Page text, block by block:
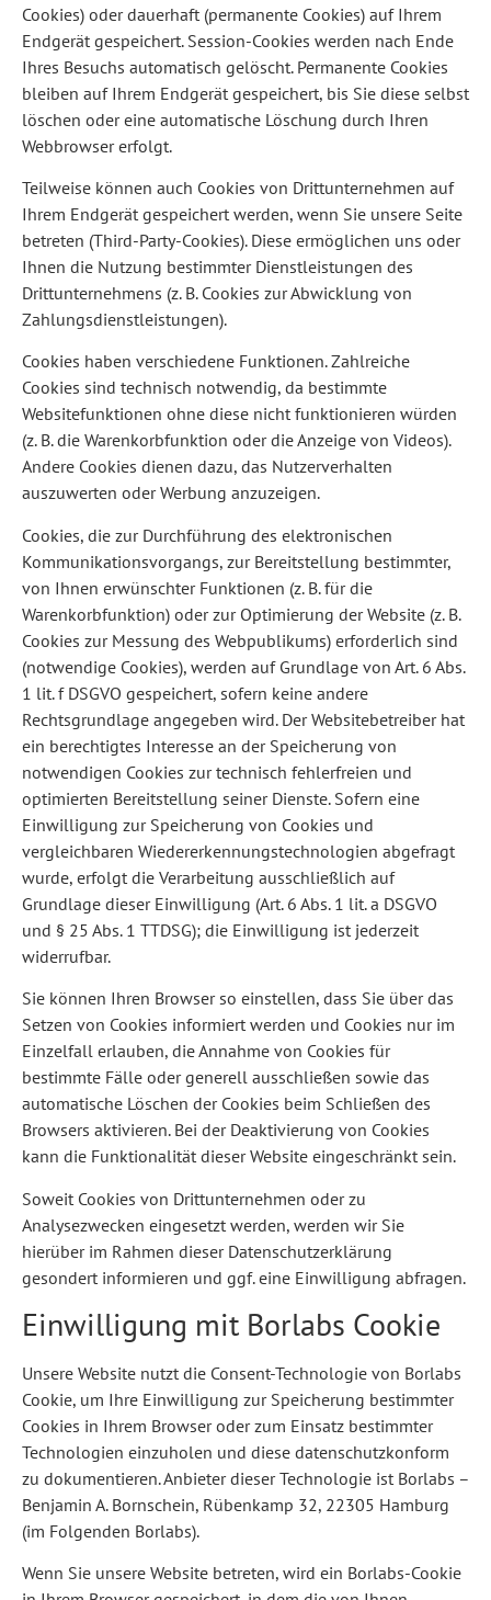
Cookies) oder dauerhaft (permanente Cookies) auf Ihrem
Endgerät gespeichert. Session-Cookies werden nach Ende
Ihres Besuchs automatisch gelöscht. Permanente Cookies
bleiben auf Ihrem Endgerät gespeichert, bis Sie diese selbst
löschen oder eine automatische Löschung durch Ihren
Webbrowser erfolgt.
Teilweise können auch Cookies von Drittunternehmen auf
Ihrem Endgerät gespeichert werden, wenn Sie unsere Seite
betreten (Third-Party-Cookies). Diese ermöglichen uns oder
Ihnen die Nutzung bestimmter Dienstleistungen des
Drittunternehmens (z. B. Cookies zur Abwicklung von
Zahlungsdienstleistungen).
Cookies haben verschiedene Funktionen. Zahlreiche
Cookies sind technisch notwendig, da bestimmte
Websitefunktionen ohne diese nicht funktionieren würden
(z. B. die Warenkorbfunktion oder die Anzeige von Videos).
Andere Cookies dienen dazu, das Nutzerverhalten
auszuwerten oder Werbung anzuzeigen.
Cookies, die zur Durchführung des elektronischen
Kommunikationsvorgangs, zur Bereitstellung bestimmter,
von Ihnen erwünschter Funktionen (z. B. für die
Warenkorbfunktion) oder zur Optimierung der Website (z. B.
Cookies zur Messung des Webpublikums) erforderlich sind
(notwendige Cookies), werden auf Grundlage von Art. 6 Abs.
1 lit. f DSGVO gespeichert, sofern keine andere
Rechtsgrundlage angegeben wird. Der Websitebetreiber hat
ein berechtigtes Interesse an der Speicherung von
notwendigen Cookies zur technisch fehlerfreien und
optimierten Bereitstellung seiner Dienste. Sofern eine
Einwilligung zur Speicherung von Cookies und
vergleichbaren Wiedererkennungstechnologien abgefragt
wurde, erfolgt die Verarbeitung ausschließlich auf
Grundlage dieser Einwilligung (Art. 6 Abs. 1 lit. a DSGVO
und § 25 Abs. 1 TTDSG); die Einwilligung ist jederzeit
widerrufbar.
Sie können Ihren Browser so einstellen, dass Sie über das
Setzen von Cookies informiert werden und Cookies nur im
Einzelfall erlauben, die Annahme von Cookies für
bestimmte Fälle oder generell ausschließen sowie das
automatische Löschen der Cookies beim Schließen des
Browsers aktivieren. Bei der Deaktivierung von Cookies
kann die Funktionalität dieser Website eingeschränkt sein.
Soweit Cookies von Drittunternehmen oder zu
Analysezwecken eingesetzt werden, werden wir Sie
hierüber im Rahmen dieser Datenschutzerklärung
gesondert informieren und ggf. eine Einwilligung abfragen.
Einwilligung mit Borlabs Cookie
Unsere Website nutzt die Consent-Technologie von Borlabs
Cookie, um Ihre Einwilligung zur Speicherung bestimmter
Cookies in Ihrem Browser oder zum Einsatz bestimmter
Technologien einzuholen und diese datenschutzkonform
zu dokumentieren. Anbieter dieser Technologie ist Borlabs –
Benjamin A. Bornschein, Rübenkamp 32, 22305 Hamburg
(im Folgenden Borlabs).
Wenn Sie unsere Website betreten, wird ein Borlabs-Cookie